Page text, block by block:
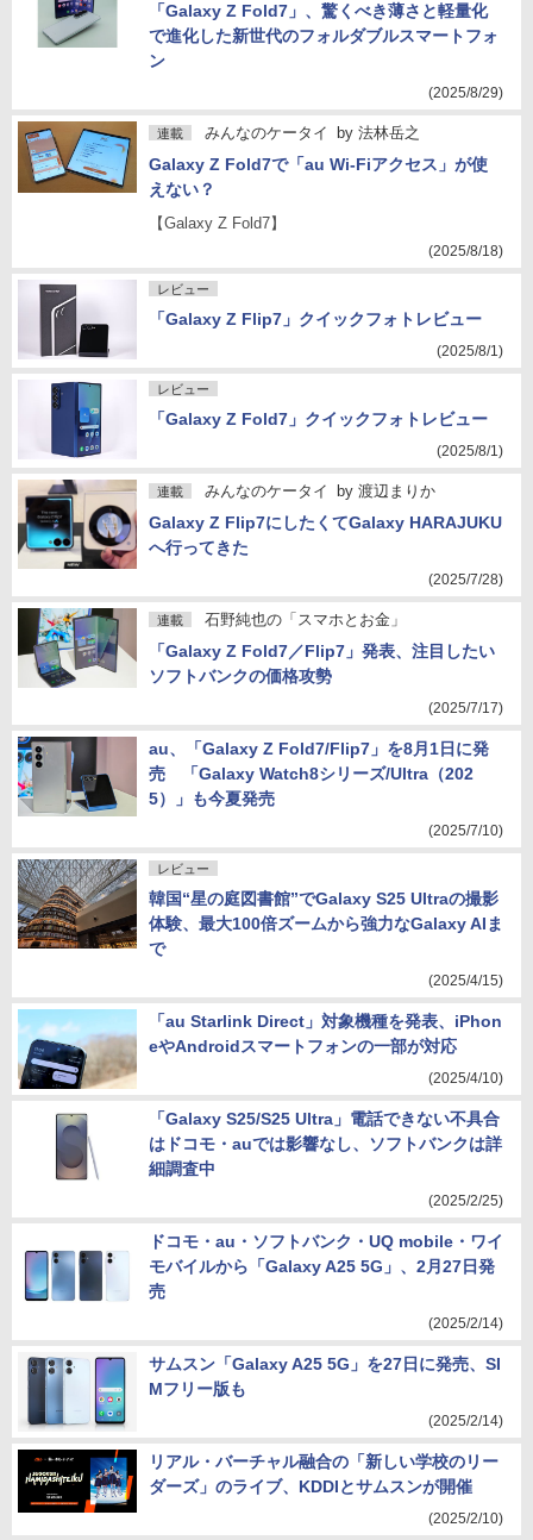
「Galaxy Z Fold7」、驚くべき薄さと軽量化
で進化した新世代のフォルダブルスマートフォ
ン
(2025/8/29)
連載 みんなのケータイ by 法林岳之
Galaxy Z Fold7で「au Wi-Fiアクセス」が使
えない？
【Galaxy Z Fold7】
(2025/8/18)
レビュー
「Galaxy Z Flip7」クイックフォトレビュー
(2025/8/1)
レビュー
「Galaxy Z Fold7」クイックフォトレビュー
(2025/8/1)
連載 みんなのケータイ by 渡辺まりか
Galaxy Z Flip7にしたくてGalaxy HARAJUKU
へ行ってきた
(2025/7/28)
連載 石野純也の「スマホとお金」
「Galaxy Z Fold7／Flip7」発表、注目したい
ソフトバンクの価格攻勢
(2025/7/17)
au、「Galaxy Z Fold7/Flip7」を8月1日に発
売 「Galaxy Watch8シリーズ/Ultra（202
5）」も今夏発売
(2025/7/10)
レビュー
韓国“星の庭図書館”でGalaxy S25 Ultraの撮影
体験、最大100倍ズームから強力なGalaxy AIま
で
(2025/4/15)
「au Starlink Direct」対象機種を発表、iPhon
eやAndroidスマートフォンの一部が対応
(2025/4/10)
「Galaxy S25/S25 Ultra」電話できない不具合
はドコモ・auでは影響なし、ソフトバンクは詳
細調査中
(2025/2/25)
ドコモ・au・ソフトバンク・UQ mobile・ワイ
モバイルから「Galaxy A25 5G」、2月27日発
売
(2025/2/14)
サムスン「Galaxy A25 5G」を27日に発売、SI
Mフリー版も
(2025/2/14)
リアル・バーチャル融合の「新しい学校のリー
ダーズ」のライブ、KDDIとサムスンが開催
(2025/2/10)